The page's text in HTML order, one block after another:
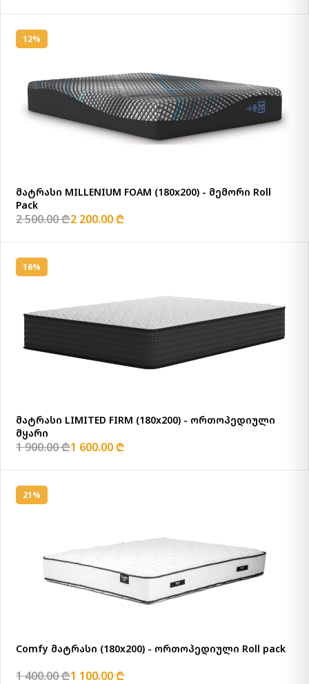
12%
მატრასი MILLENIUM FOAM (180x200) - მემორი Roll
Pack
2 500.00 ₾2 200.00 ₾
16%
მატრასი LIMITED FIRM (180x200) - ორთოპედიული
მყარი
1 900.00 ₾1 600.00 ₾
21%
Comfy მატრასი (180x200) - ორთოპედიული Roll pack
1 400.00 ₾1 100.00 ₾